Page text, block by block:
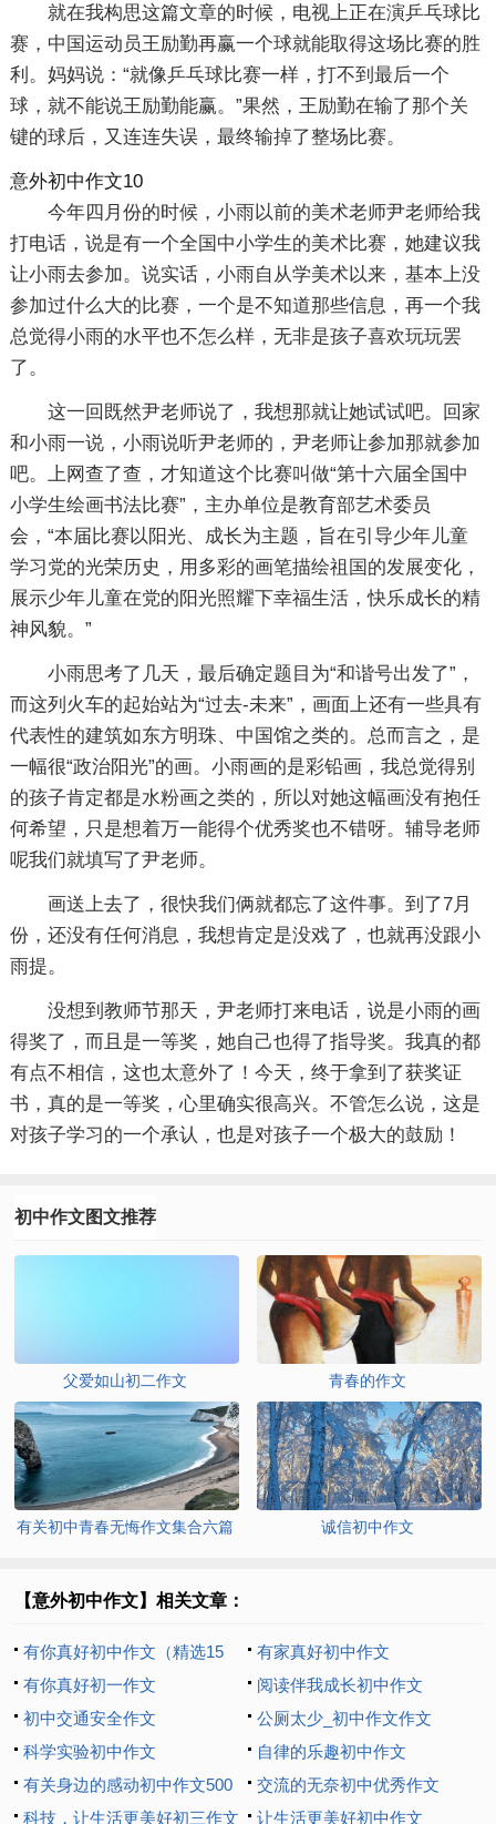
就在我构思这篇文章的时候，电视上正在演乒乓球比
赛，中国运动员王励勤再赢一个球就能取得这场比赛的胜
利。妈妈说：“就像乒乓球比赛一样，打不到最后一个
球，就不能说王励勤能赢。”果然，王励勤在输了那个关
键的球后，又连连失误，最终输掉了整场比赛。
意外初中作文10
今年四月份的时候，小雨以前的美术老师尹老师给我
打电话，说是有一个全国中小学生的美术比赛，她建议我
让小雨去参加。说实话，小雨自从学美术以来，基本上没
参加过什么大的比赛，一个是不知道那些信息，再一个我
总觉得小雨的水平也不怎么样，无非是孩子喜欢玩玩罢
了。
这一回既然尹老师说了，我想那就让她试试吧。回家
和小雨一说，小雨说听尹老师的，尹老师让参加那就参加
吧。上网查了查，才知道这个比赛叫做“第十六届全国中
小学生绘画书法比赛”，主办单位是教育部艺术委员
会，“本届比赛以阳光、成长为主题，旨在引导少年儿童
学习党的光荣历史，用多彩的画笔描绘祖国的发展变化，
展示少年儿童在党的阳光照耀下幸福生活，快乐成长的精
神风貌。”
小雨思考了几天，最后确定题目为“和谐号出发了”，
而这列火车的起始站为“过去-未来”，画面上还有一些具有
代表性的建筑如东方明珠、中国馆之类的。总而言之，是
一幅很“政治阳光”的画。小雨画的是彩铅画，我总觉得别
的孩子肯定都是水粉画之类的，所以对她这幅画没有抱任
何希望，只是想着万一能得个优秀奖也不错呀。辅导老师
呢我们就填写了尹老师。
画送上去了，很快我们俩就都忘了这件事。到了7月
份，还没有任何消息，我想肯定是没戏了，也就再没跟小
雨提。
没想到教师节那天，尹老师打来电话，说是小雨的画
得奖了，而且是一等奖，她自己也得了指导奖。我真的都
有点不相信，这也太意外了！今天，终于拿到了获奖证
书，真的是一等奖，心里确实很高兴。不管怎么说，这是
对孩子学习的一个承认，也是对孩子一个极大的鼓励！
初中作文图文推荐
父爱如山初二作文 青春的作文
有关初中青春无悔作文集合六篇 诚信初中作文
【意外初中作文】相关文章：
有你真好初中作文（精选15
篇）
有家真好初中作文
有你真好初一作文
阅读伴我成长初中作文
初中交通安全作文
公厕太少_初中作文作文
科学实验初中作文
自律的乐趣初中作文
有关身边的感动初中作文500
字汇编九篇
交流的无奈初中优秀作文
科技，让生活更美好初三作文
让生活更美好初中作文